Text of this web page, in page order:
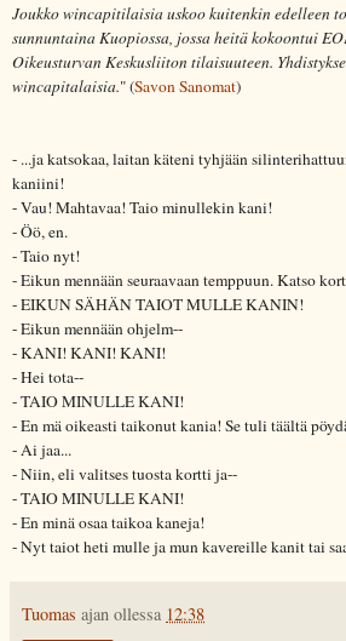
Joukko wincapitilaisia uskoo kuitenkin edelleen
sunnuntaina Kuopiossa, jossa heitä kokoontui
Oikeusturvan Keskusliiton tilaisuuteen.
wincapitalaisia." (Savon Sanomat)
- ...ja katsokaa, laitan käteni tyhjään
kaniini!
- Vau! Mahtavaa! Taio minullekin kani!
- Öö, en.
- Taio nyt!
- Eikun mennään seuraavaan temppuun. Katso
- EIKUN SÄHÄN TAIOT MULLE KANIN!
- Eikun mennään ohjelm--
- KANI! KANI! KANI!
- Hei tota--
- TAIO MINULLE KANI!
- En mä oikeasti taikonut kania! Se tuli täältä
- Ai jaa...
- Niin, eli valitses tuosta kortti ja--
- TAIO MINULLE KANI!
- En minä osaa taikoa kaneja!
- Nyt taiot heti mulle ja mun kavereille kanit tai
Tuomas ajan ollessa 12:38